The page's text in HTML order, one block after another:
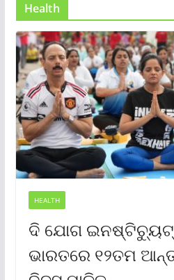
Health
HEALTH
ଦି ଯୋଗ
ଭାରତରେ ୧୨ତମ